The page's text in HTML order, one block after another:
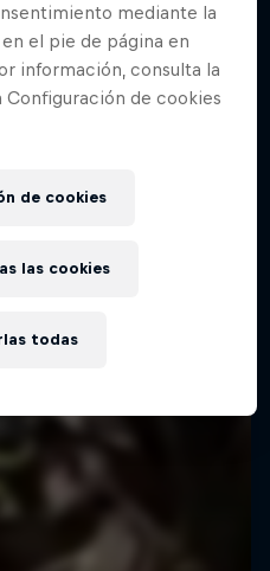
mediante la
el pie de página en
información, consulta la
Configuración de cookies
de cookies
todas
las cookies